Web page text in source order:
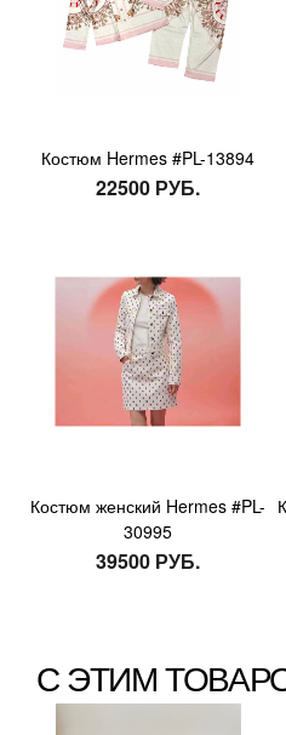
Костюм Hermes #PL-13894
22500 РУБ.
Костюм женский Hermes #PL-
30995
39500 РУБ.
С ЭТИМ